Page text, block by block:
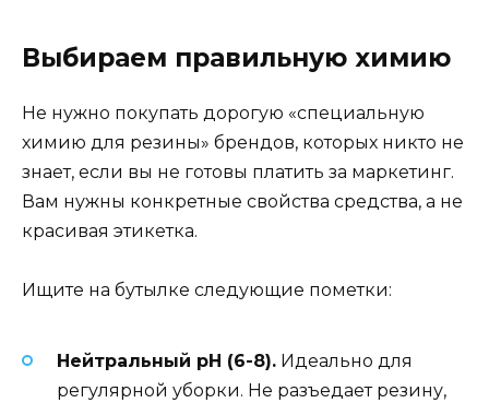
Выбираем правильную химию
Не нужно покупать дорогую «специальную
химию для резины» брендов, которых никто не
знает, если вы не готовы платить за маркетинг.
Вам нужны конкретные свойства средства, а не
красивая этикетка.
Ищите на бутылке следующие пометки:
Нейтральный pH (6-8). Идеально для
регулярной уборки. Не разъедает резину,